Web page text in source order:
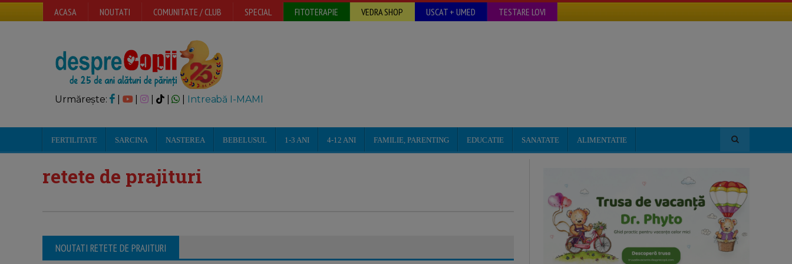
ACASA NOUTATI COMUNITATE / CLUB SPECIAL FITOTERAPIE VEDRA SHOP USCAT + UMED TESTARE LOVI
Urmărește: | | Intreabă I-MAMI
FERTILITATE SARCINA NASTEREA BEBELUSUL 1-3 ANI 4-12 ANI FAMILIE, PARENTING EDUCATIE SANATATE ALIMENTATIE
retete de prajituri
NOUTATI RETETE DE PRAJITURI